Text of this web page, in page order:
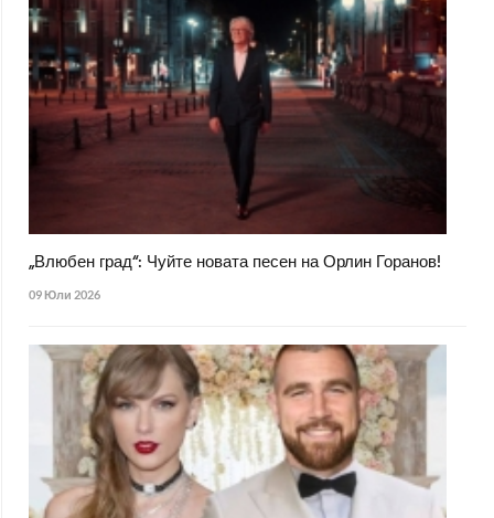
„Влюбен град“: Чуйте новата песен на Орлин Горанов!
09 Юли 2026